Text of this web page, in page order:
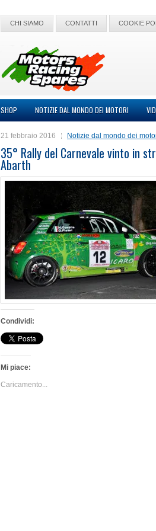
CHI SIAMO CONTATTI COOKIE
SHOP NOTIZIE DAL MONDO DEI MOTORI
21 febbraio 2016 Notizie dal mondo dei
35° Rally del Carnevale vinto in
Abarth
Condividi:
Mi piace:
Caricamento...